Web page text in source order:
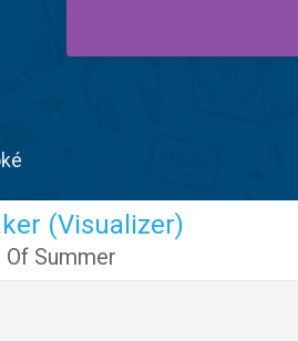
(Visualizer)
Summer